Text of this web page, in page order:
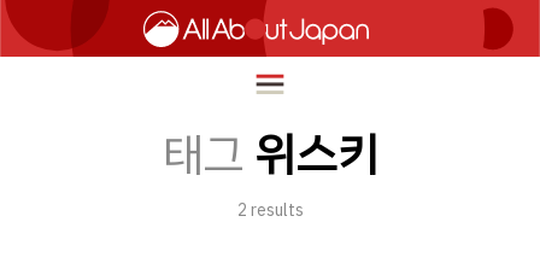
태그 위스키
2 results